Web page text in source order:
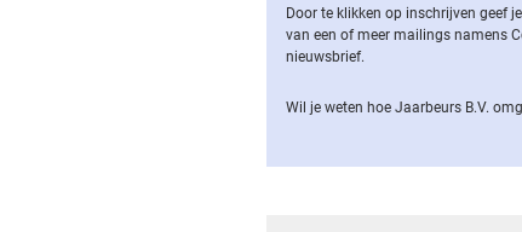
Door te klikken op inschrijven geef
van een of meer mailings namens
nieuwsbrief.
Wil je weten hoe Jaarbeurs B.V.